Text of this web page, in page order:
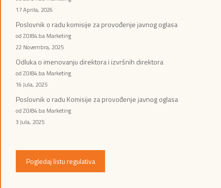
17 Aprila, 2026
Poslovnik o radu komisije za provođenje javnog oglasa
od ZOI84.ba Marketing
22 Novembra, 2025
Odluka o imenovanju direktora i izvršnih direktora
od ZOI84.ba Marketing
16 Jula, 2025
Poslovnik o radu Komisije za provođenje javnog oglasa
od ZOI84.ba Marketing
3 Jula, 2025
Pogledaj listu regulativa